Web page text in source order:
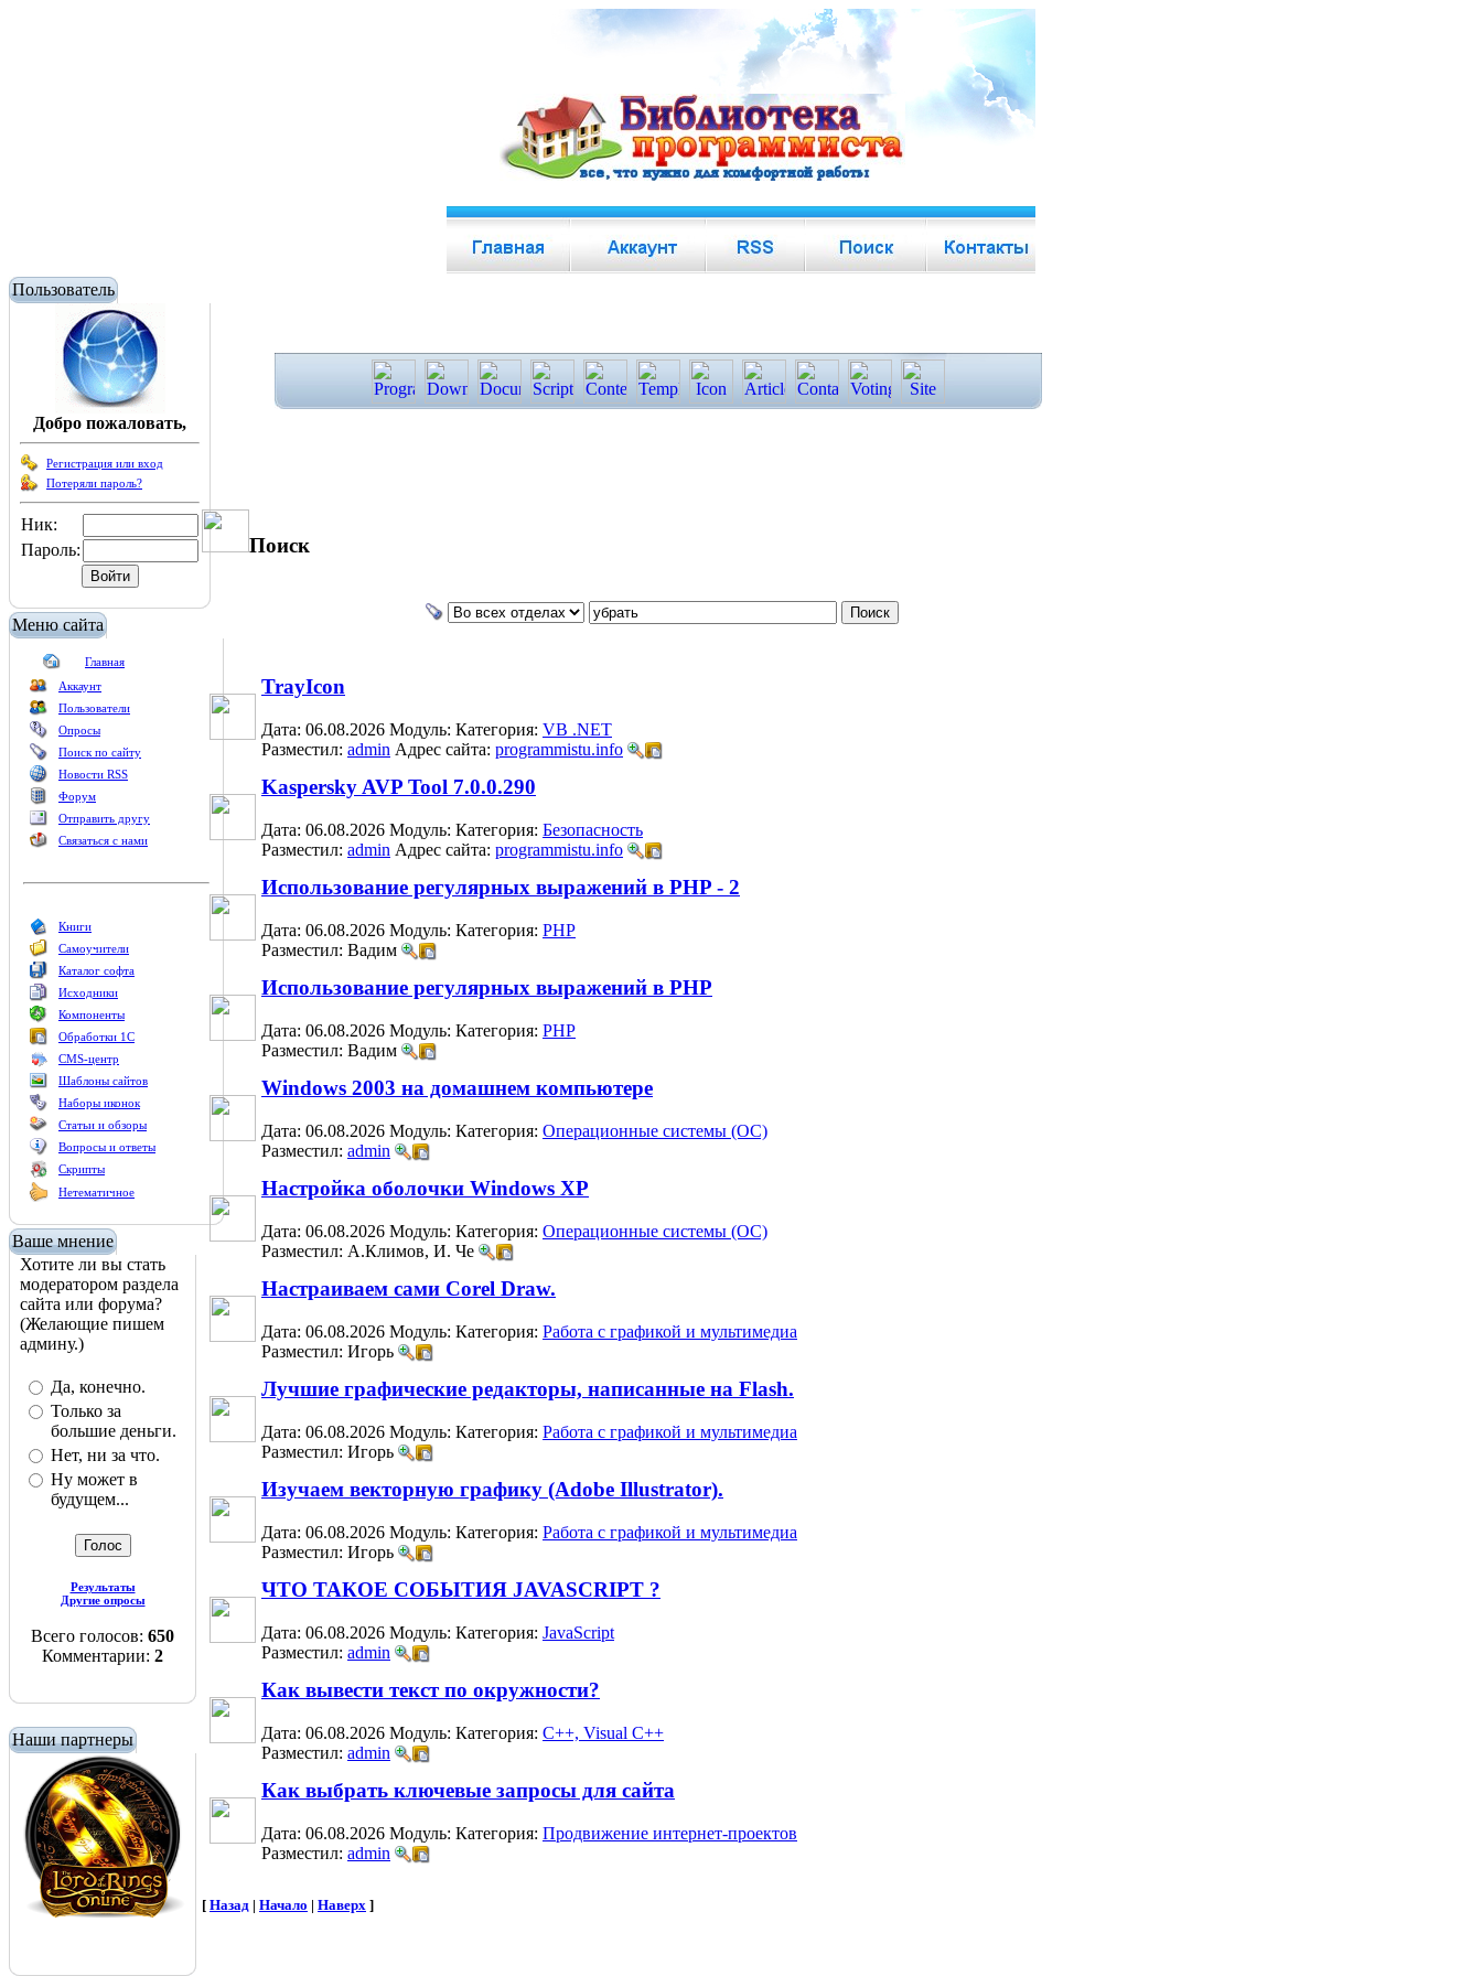
Пользователь
Добро пожаловать,
Регистрация или вход
Потеряли пароль?
Ник:
Пароль:
Меню сайта
Главная
Аккаунт
Пользователи
Опросы
Поиск по сайту
Новости RSS
Форум
Отправить другу
Связаться с нами
Книги
Самоучители
Каталог софта
Исходники
Компоненты
Обработки 1С
CMS-центр
Шаблоны сайтов
Наборы иконок
Статьи и обзоры
Вопросы и ответы
Скрипты
Нетематичное
Ваше мнение
Хотите ли вы стать
модератором раздела
сайта или форума?
(Желающие пишем
админу.)
Да, конечно.
Только за
большие деньги.
Нет, ни за что.
Ну может в
будущем...
Результаты
Другие опросы
Всего голосов: 650
Комментарии: 2
Наши партнеры
Поиск
TrayIcon
Дата: 06.08.2026 Модуль: Категория: VB .NET
Разместил: admin Адрес сайта: programmistu.info
Kaspersky AVP Tool 7.0.0.290
Дата: 06.08.2026 Модуль: Категория: Безопасность
Разместил: admin Адрес сайта: programmistu.info
Использование регулярных выражений в PHP - 2
Дата: 06.08.2026 Модуль: Категория: PHP
Разместил: Вадим
Использование регулярных выражений в PHP
Дата: 06.08.2026 Модуль: Категория: PHP
Разместил: Вадим
Windows 2003 на домашнем компьютере
Дата: 06.08.2026 Модуль: Категория: Операционные системы (ОС)
Разместил: admin
Настройка оболочки Windows XP
Дата: 06.08.2026 Модуль: Категория: Операционные системы (ОС)
Разместил: А.Климов, И. Че
Настраиваем сами Corel Draw.
Дата: 06.08.2026 Модуль: Категория: Работа с графикой и мультимедиа
Разместил: Игорь
Лучшие графические редакторы, написанные на Flash.
Дата: 06.08.2026 Модуль: Категория: Работа с графикой и мультимедиа
Разместил: Игорь
Изучаем векторную графику (Adobe Illustrator).
Дата: 06.08.2026 Модуль: Категория: Работа с графикой и мультимедиа
Разместил: Игорь
ЧТО ТАКОЕ СОБЫТИЯ JAVASCRIPT ?
Дата: 06.08.2026 Модуль: Категория: JavaScript
Разместил: admin
Как вывести текст по окружности?
Дата: 06.08.2026 Модуль: Категория: С++, Visual C++
Разместил: admin
Как выбрать ключевые запросы для сайта
Дата: 06.08.2026 Модуль: Категория: Продвижение интернет-проектов
Разместил: admin
[ Назад | Начало | Наверх ]